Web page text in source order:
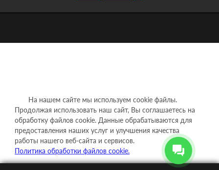
На нашем сайте мы используем cookie файлы.
Продолжая использовать наш сайт, Вы соглашаетесь на
обработку файлов cookie. Данные обрабатываются для
предоставления наших услуг и улучшения качества
работы нашего веб-сайта и сервисов.
Политика обработки файлов cookie.